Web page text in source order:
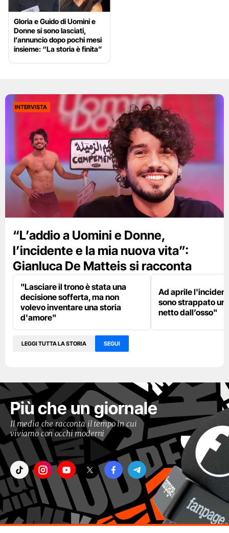
Gloria e Guido di Uomini e
Donne si sono lasciati,
l’annuncio dopo pochi mesi
insieme: “La storia è finita”
INTERVISTA
“L’addio a Uomini e Donne,
l’incidente e la mia nuova vita”:
Gianluca De Matteis si racconta
"Lasciare il trono è stata una
decisione sofferta, ma non
volevo inventare una storia
d'amore"
Ad aprile
sono strappato un
netto dall’osso"
LEGGI TUTTA LA STORIA SEGUI
Più che un giornale
Il media che racconta il tempo in cui
viviamo con occhi moderni